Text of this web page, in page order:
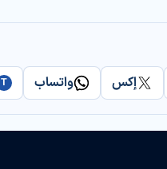
إكس واتساب T